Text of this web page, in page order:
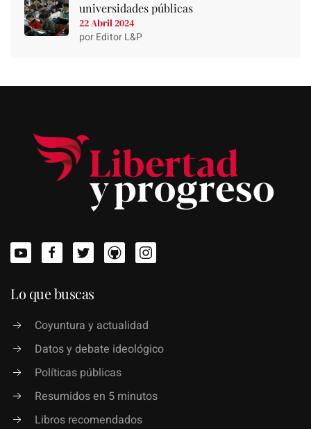
universidades públicas
22 Abril 2024
por Editor L&P
Lo que buscas
Coyuntura y actualidad
Datos y debate ideológico
Políticas públicas
Resumidos en 5 minutos
Libros recomendados